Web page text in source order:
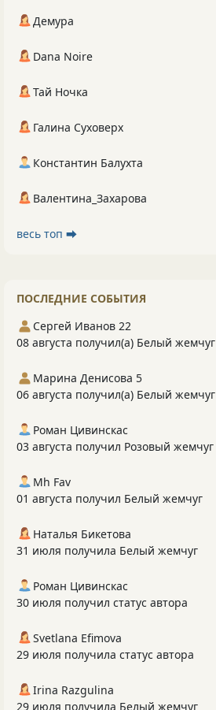
Демура
Dana Noire
Тай Ночка
Галина Суховерх
Константин Балухта
Валентина_Захарова
весь топ ⮕
ПОСЛЕДНИЕ СОБЫТИЯ
Сергей Иванов 22
08 августа получил(а) Белый жемчуг
Марина Денисова 5
06 августа получил(а) Белый жемчуг
Роман Цивинскас
03 августа получил Розовый жемчуг
Mh Fav
01 августа получил Белый жемчуг
Наталья Бикетова
31 июля получила Белый жемчуг
Роман Цивинскас
30 июля получил статус автора
Svetlana Efimova
29 июля получила статус автора
Irina Razgulina
29 июля получила Белый жемчуг